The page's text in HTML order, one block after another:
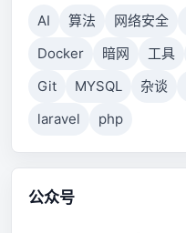
AI 算法 网络安全
Docker
暗网 工具
Git
MYSQL 杂谈
laravel
php
公众号